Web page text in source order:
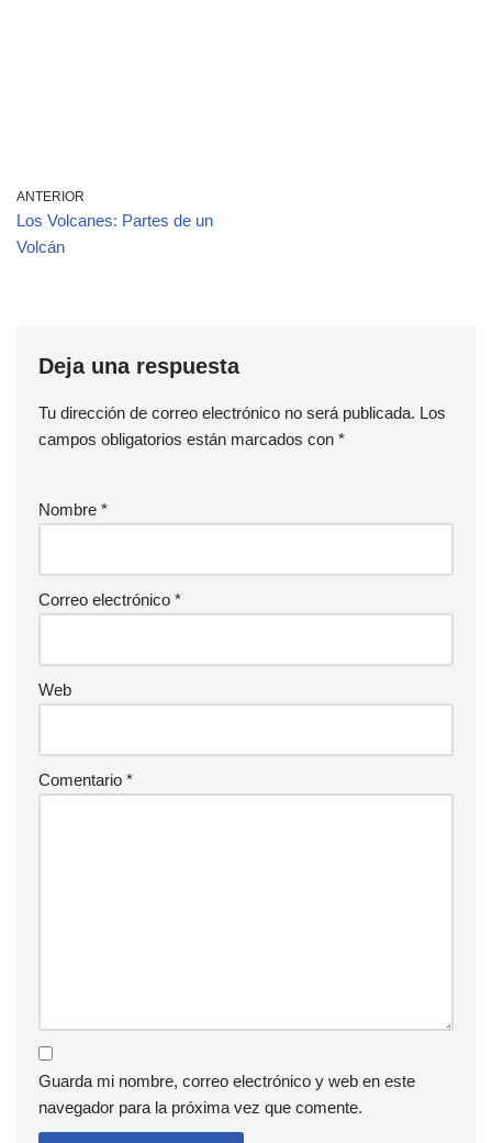
ANTERIOR
Los Volcanes: Partes de un
Volcán
Deja una respuesta
Tu dirección de correo electrónico no será publicada. Los
campos obligatorios están marcados con *
Nombre *
Correo electrónico *
Web
Comentario *
Guarda mi nombre, correo electrónico y web en este
navegador para la próxima vez que comente.